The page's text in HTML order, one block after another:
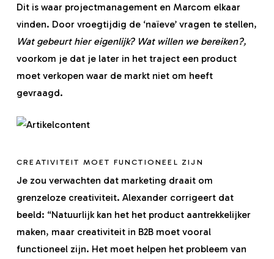
Dit is waar projectmanagement en Marcom elkaar
vinden. Door vroegtijdig de ‘naïeve’ vragen te stellen,
Wat gebeurt hier eigenlijk? Wat willen we bereiken?,
voorkom je dat je later in het traject een product
moet verkopen waar de markt niet om heeft
gevraagd.
CREATIVITEIT MOET FUNCTIONEEL ZIJN
Je zou verwachten dat marketing draait om
grenzeloze creativiteit. Alexander corrigeert dat
beeld: “Natuurlijk kan het het product aantrekkelijker
maken, maar creativiteit in B2B moet vooral
functioneel zijn. Het moet helpen het probleem van